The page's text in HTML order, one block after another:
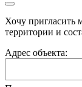
Хочу пригласить
территории и
Адрес объекта: